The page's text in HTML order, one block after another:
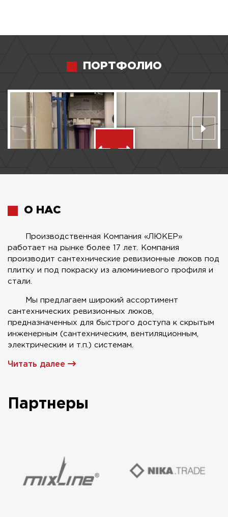
ПОРТФОЛИО
Серия AL-KR двухстворчатый
О НАС
Производственная Компания «ЛЮКЕР»
работает на рынке более 17 лет. Компания
производит сантехнические ревизионные люков под
плитку и под покраску из алюминиевого профиля и
стали.
Мы предлагаем широкий ассортимент
сантехнических ревизионных люков,
предназначенных для быстрого доступа к скрытым
инженерным (сантехническим, вентиляционным,
электрическим и т.п.) системам.
Читать далее
Партнеры